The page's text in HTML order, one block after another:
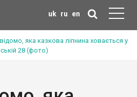
uk ru en
яка казкова ліпнина ховається у
28 (фото)